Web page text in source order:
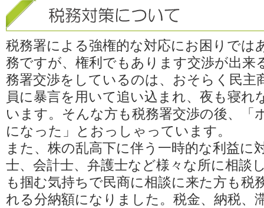
税務署による強権的な対応にお困りでは
務ですが、権利でもあります交渉が出来
務署交渉をしているのは、おそらく民主
員に暴言を用いて追い込まれ、夜も寝れ
います。そんな方も税務署交渉の後、「
になった」とおっしゃっています。
また、株の乱高下に伴う一時的な利益に
士、会計士、弁護士など様々な所に相談
も掴む気持ちで民商に相談に来た方も税
れる分納額になりました。税金、納税、